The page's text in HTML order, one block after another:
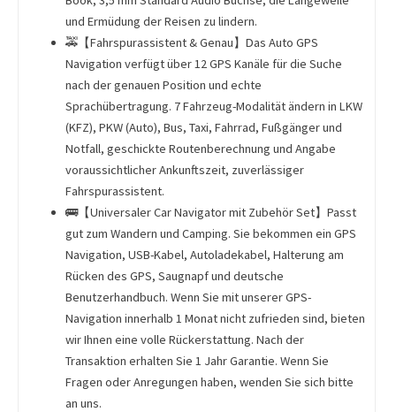
und Ermüdung der Reisen zu lindern.
🚕【Fahrspurassistent & Genau】Das Auto GPS
Navigation verfügt über 12 GPS Kanäle für die Suche
nach der genauen Position und echte
Sprachübertragung. 7 Fahrzeug-Modalität ändern in LKW
(KFZ), PKW (Auto), Bus, Taxi, Fahrrad, Fußgänger und
Notfall, geschickte Routenberechnung und Angabe
voraussichtlicher Ankunftszeit, zuverlässiger
Fahrspurassistent.
🚌【Universaler Car Navigator mit Zubehör Set】Passt
gut zum Wandern und Camping. Sie bekommen ein GPS
Navigation, USB-Kabel, Autoladekabel, Halterung am
Rücken des GPS, Saugnapf und deutsche
Benutzerhandbuch. Wenn Sie mit unserer GPS-
Navigation innerhalb 1 Monat nicht zufrieden sind, bieten
wir Ihnen eine volle Rückerstattung. Nach der
Transaktion erhalten Sie 1 Jahr Garantie. Wenn Sie
Fragen oder Anregungen haben, wenden Sie sich bitte
an uns.